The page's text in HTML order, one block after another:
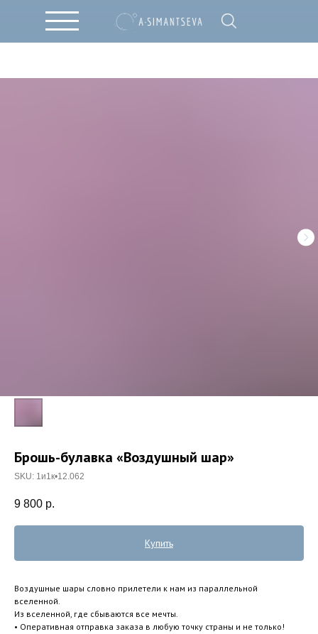
Брошь-булавка «Воздушный шар»
SKU: 1и1к•12.062
9 800 р.
Купить
Воздушные шары словно прилетели к нам из параллельной
вселенной.
Из вселенной, где сбываются все мечты.
• Оперативная отправка заказа в любую точку страны и не только!